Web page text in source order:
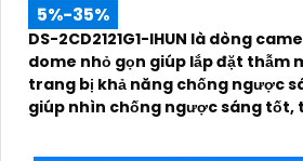
5%-35%
DS-2CD2121G1-IHUN là dòng
dome nhỏ gọn giúp lắp đặt thẫm
trang bị khả năng chống ngược
giúp nhìn chống ngược sáng
ban đêm bằng hồng ngoại 30m